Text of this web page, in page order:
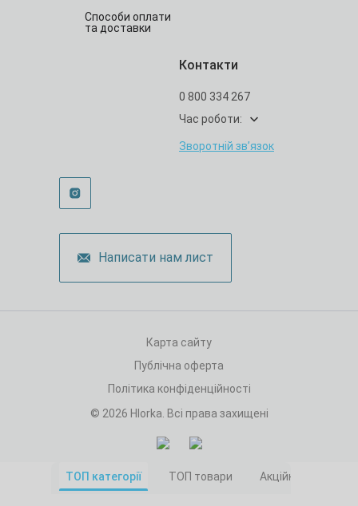
Написати нам лист
Способи оплати
та доставки
Контакти
0 800 334 267
Час роботи:
Зворотній зв’язок
Карта сайту
Публічна оферта
Політика конфіденційності
© 2026 Hlorka. Всі права захищені
ТОП категорії ТОП товари Акційні товари